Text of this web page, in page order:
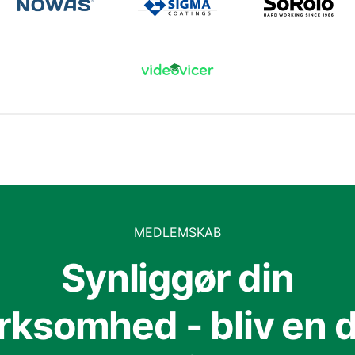
MEDLEMSKAB
Synliggør din
- bliv en